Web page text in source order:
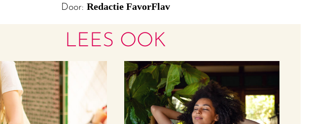
Door: Redactie FavorFlav
LEES OOK